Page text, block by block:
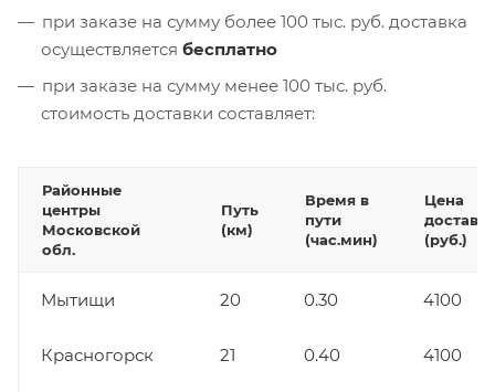
при заказе на сумму более 100 тыс. руб. доставка
осуществляется бесплатно
при заказе на сумму менее 100 тыс. руб.
стоимость доставки составляет:
Районные
центры
Московской
обл.
Путь
(км)
Время в
пути
(час.мин)
Цена
(руб.)
Мытищи 20 0.30 4100
Красногорск 21 0.40 4100